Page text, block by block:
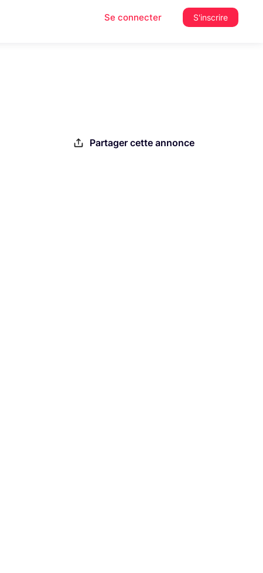
Se connecter S'inscrire
Partager cette annonce